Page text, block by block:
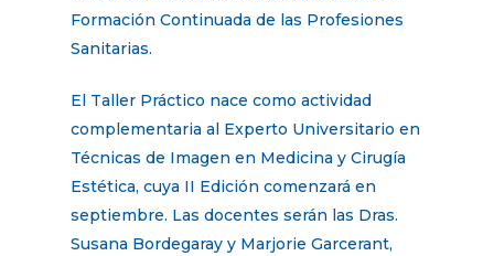
Formación Continuada de las Profesiones
Sanitarias.
El Taller Práctico nace como actividad
complementaria al Experto Universitario en
Técnicas de Imagen en Medicina y Cirugía
Estética, cuya II Edición comenzará en
septiembre. Las docentes serán las Dras.
Susana Bordegaray y Marjorie Garcerant,